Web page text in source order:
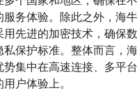
务体验。除此之外，海
先进的加密技术，确保
保护标准。整体而言，
集中在高速连接、多平
户体验上。